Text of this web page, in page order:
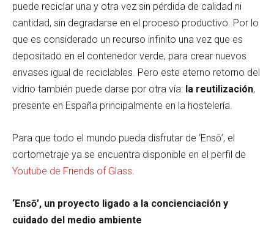
puede reciclar una y otra vez sin pérdida de calidad ni
cantidad, sin degradarse en el proceso productivo. Por lo
que es considerado un recurso infinito una vez que es
depositado en el contenedor verde, para crear nuevos
envases igual de reciclables. Pero este eterno retorno del
vidrio también puede darse por otra vía: la reutilización,
presente en España principalmente en la hostelería.
Para que todo el mundo pueda disfrutar de ‘Ensō’, el
cortometraje ya se encuentra disponible en el perfil de
Youtube de Friends of Glass.
‘Ensō’, un proyecto ligado a la concienciación y
cuidado del medio ambiente